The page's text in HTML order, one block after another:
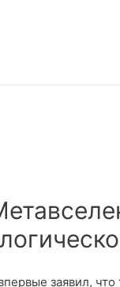
заявил,